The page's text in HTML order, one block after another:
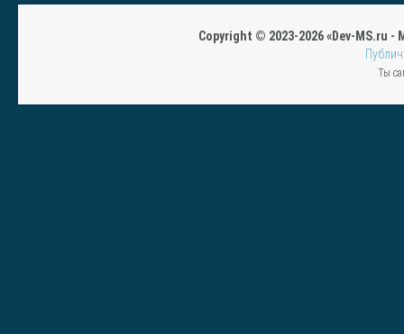
Copyright © 2023-2026 «Dev-MS.ru -
Ты